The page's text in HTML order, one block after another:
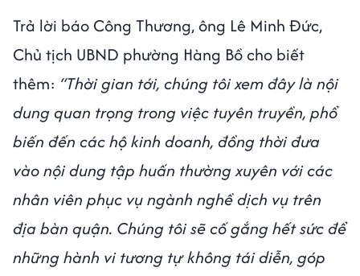
Trả lời báo Công Thương, ông Lê Minh Đức,
Chủ tịch UBND phường Hàng Bồ cho biết
thêm: “Thời gian tới, chúng tôi xem đây là nội
dung quan trọng trong việc tuyên truyền, phổ
biến đến các hộ kinh doanh, đồng thời đưa
vào nội dung tập huấn thường xuyên với các
nhân viên phục vụ ngành nghề dịch vụ trên
địa bàn quận. Chúng tôi sẽ cố gắng hết sức để
những hành vi tương tự không tái diễn, góp